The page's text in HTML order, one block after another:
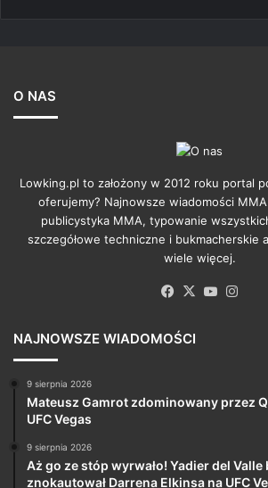
O NAS
Lowking.pl to założony w 2012 roku portal
oferujemy? Najnowsze wiadomości
publicystyka MMA, typowanie
szczegółowe techniczne i bukmacherskie
wiele więcej.
Facebook
X YouTube
NAJNOWSZE WIADOMOŚCI
9 sierpnia 2026
Mateusz Gamrot zdominowany przez
UFC Vegas
9 sierpnia 2026
Aż go ze stóp wyrwało! Yadier del
znokautował Darrena Elkinsa na UFC